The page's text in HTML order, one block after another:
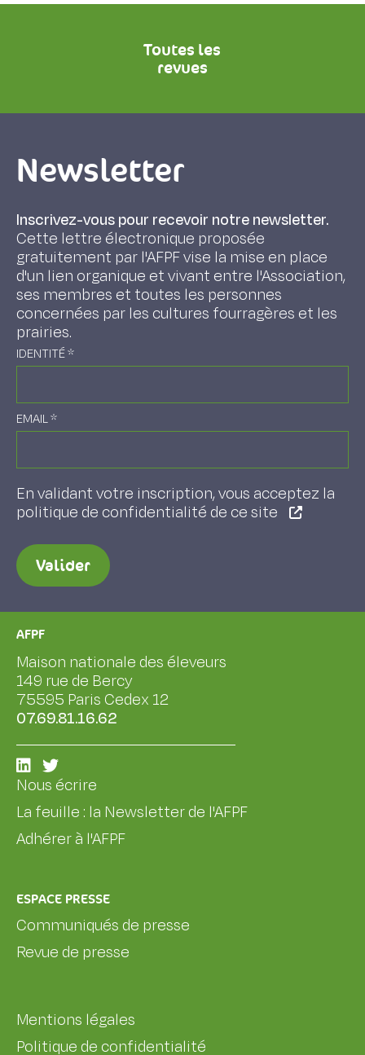
Toutes les
revues
Newsletter
Inscrivez-vous pour recevoir notre newsletter.
Cette lettre électronique proposée
gratuitement par l'AFPF vise la mise en place
d'un lien organique et vivant entre l'Association,
ses membres et toutes les personnes
concernées par les cultures fourragères et les
prairies.
IDENTITÉ*
EMAIL*
En validant votre inscription, vous acceptez la
politique de confidentialité de ce site
Valider
AFPF
Maison nationale des éleveurs
149 rue de Bercy
75595 Paris Cedex 12
07.69.81.16.62
Nous écrire
La feuille : la Newsletter de l'AFPF
Adhérer à l'AFPF
ESPACE PRESSE
Communiqués de presse
Revue de presse
Mentions légales
Politique de confidentialité